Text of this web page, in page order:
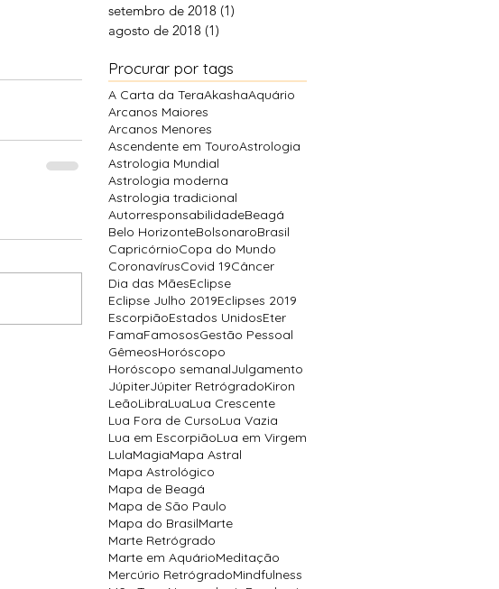
setembro de 2018 (1)
agosto de 2018 (1)
Procurar por tags
A Carta da TeraAkashaAquário
Arcanos Maiores
Arcanos Menores
Ascendente em TouroAstrologia
Astrologia Mundial
Astrologia moderna
Astrologia tradicional
AutorresponsabilidadeBeagá
Belo HorizonteBolsonaroBrasil
CapricórnioCopa do Mundo
CoronavírusCovid 19Câncer
Dia das MãesEclipse
Eclipse Julho 2019Eclipses 2019
EscorpiãoEstados UnidosEter
FamaFamososGestão Pessoal
GêmeosHoróscopo
Horóscopo semanalJulgamento
JúpiterJúpiter RetrógradoKiron
LeãoLibraLuaLua Crescente
Lua Fora de CursoLua Vazia
Lua em EscorpiãoLua em Virgem
LulaMagiaMapa Astral
Mapa Astrológico
Mapa de Beagá
Mapa de São Paulo
Mapa do BrasilMarte
Marte Retrógrado
Marte em AquárioMeditação
Mercúrio RetrógradoMindfulness